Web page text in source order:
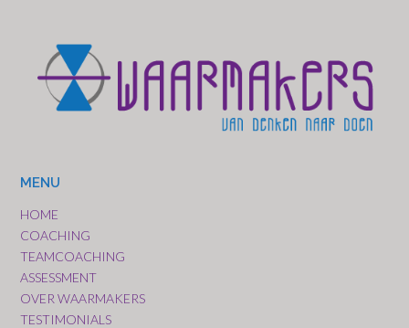
MENU
HOME
COACHING
TEAMCOACHING
ASSESSMENT
OVER WAARMAKERS
TESTIMONIALS